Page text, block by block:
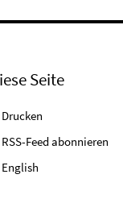
Seite
Drucken
RSS-Feed abonnieren
English